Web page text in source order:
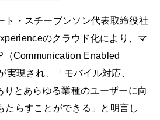
ト・スチーブンソン代表取締役社
のクラウド化により、マ
（Communication Enabled
実現され、「モバイル対応、
りとあらゆる業種のユーザーに向
たらすことができる」と明言し